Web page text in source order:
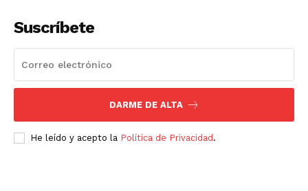
Suscríbete
DARME DE ALTA
He leído y acepto la Política de Privacidad .